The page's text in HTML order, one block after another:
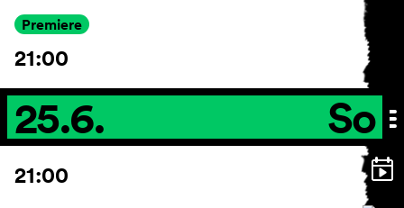
Premiere
21:00
25.6. So
21:00